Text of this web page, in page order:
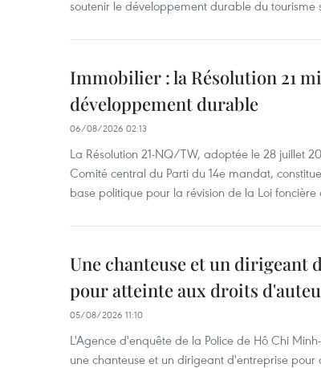
soutenir le développement durable du tourisme
Immobilier : la Résolution 21
développement durable
06/08/2026 02:13
La Résolution 21-NQ/TW, adoptée le 28 juillet
Comité central du Parti du 14e mandat,
base politique pour la révision de la Loi foncière
Une chanteuse et un dirigeant
pour atteinte aux droits
05/08/2026 11:10
L'Agence d'enquête de la Police de Hô Chi
une chanteuse et un dirigeant d'entreprise